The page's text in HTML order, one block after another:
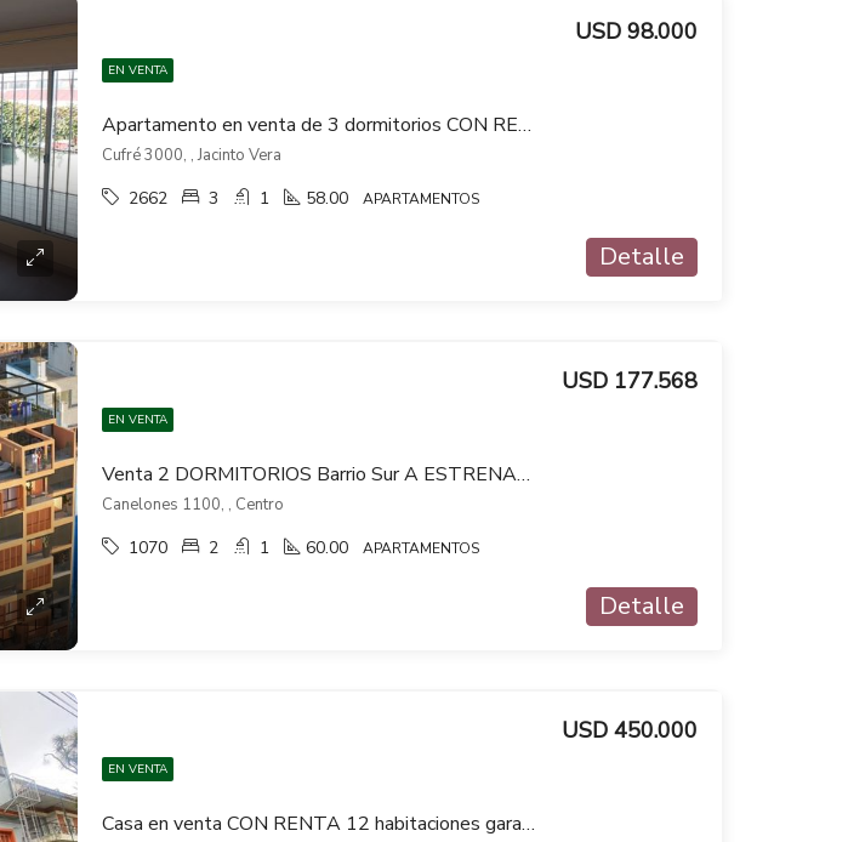
EN VENTA
Apartamento en venta de 3 dormitorios CON RENTA en Jacinto Vera
USD 98.000
Cufré 3000, , Jacinto Vera
2662 3 1 58.00 APARTAMENTOS
Detalle
EN VENTA
Venta 2 DORMITORIOS Barrio Sur A ESTRENAR 01 SYNC
USD 177.568
Canelones 1100, , Centro
1070 2 1 60.00 APARTAMENTOS
Detalle
EN VENTA
Casa en venta CON RENTA 12 habitaciones garage gimnasio fondo en Brazo Oriental
USD 450.000